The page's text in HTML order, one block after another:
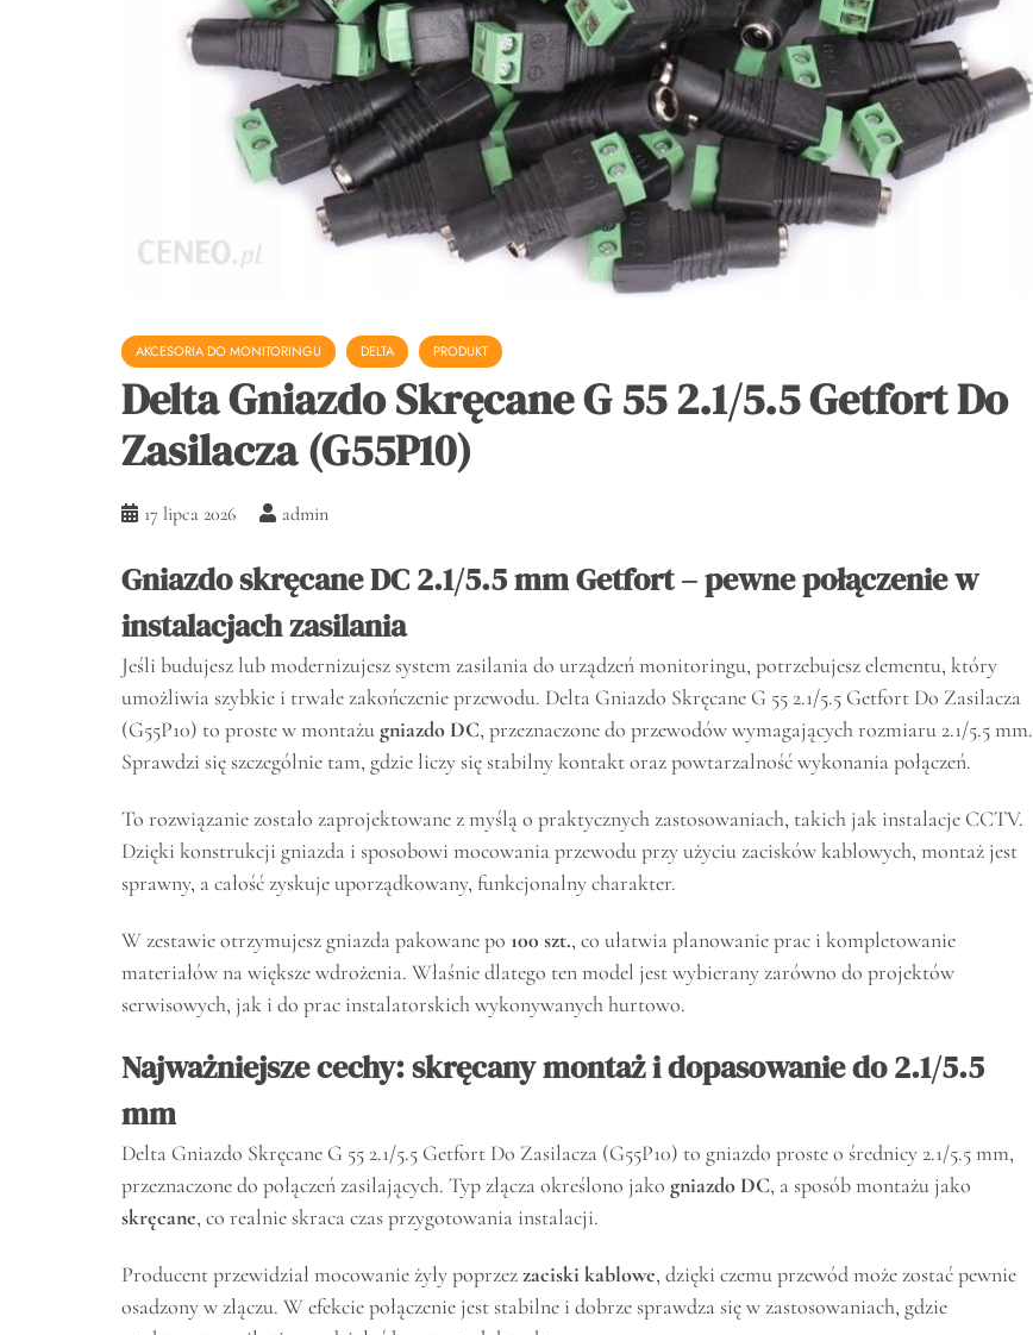
AKCESORIA DO MONITORINGU DELTA PRODUKT
Delta Gniazdo Skręcane G 55 2.1/5.5 Getfort Do
Zasilacza (G55P10)
17 lipca 2026 admin
Gniazdo skręcane DC 2.1/5.5 mm Getfort – pewne połączenie w
instalacjach zasilania
Jeśli budujesz lub modernizujesz system zasilania do urządzeń monitoringu, potrzebujesz elementu, który
umożliwia szybkie i trwałe zakończenie przewodu. Delta Gniazdo Skręcane G 55 2.1/5.5 Getfort Do Zasilacza
(G55P10) to proste w montażugniazdo DC, przeznaczone do przewodów wymagających rozmiaru 2.1/5.5 mm.
Sprawdzi się szczególnie tam, gdzie liczy się stabilny kontakt oraz powtarzalność wykonania połączeń.
To rozwiązanie zostało zaprojektowane z myślą o praktycznych zastosowaniach, takich jak instalacje CCTV.
Dzięki konstrukcji gniazda i sposobowi mocowania przewodu przy użyciu zacisków kablowych, montaż jest
sprawny, a całość zyskuje uporządkowany, funkcjonalny charakter.
W zestawie otrzymujesz gniazda pakowane po 100 szt., co ułatwia planowanie prac i kompletowanie
materiałów na większe wdrożenia. Właśnie dlatego ten model jest wybierany zarówno do projektów
serwisowych, jak i do prac instalatorskich wykonywanych hurtowo.
Najważniejsze cechy: skręcany montaż i dopasowanie do 2.1/5.5
mm
Delta Gniazdo Skręcane G 55 2.1/5.5 Getfort Do Zasilacza (G55P10) to gniazdo proste o średnicy 2.1/5.5 mm,
przeznaczone do połączeń zasilających. Typ złącza określono jako gniazdo DC, a sposób montażu jako
skręcane, co realnie skraca czas przygotowania instalacji.
Producent przewidział mocowanie żyły poprzezzaciski kablowe, dzięki czemu przewód może zostać pewnie
osadzony w złączu. W efekcie połączenie jest stabilne i dobrze sprawdza się w zastosowaniach, gdzie